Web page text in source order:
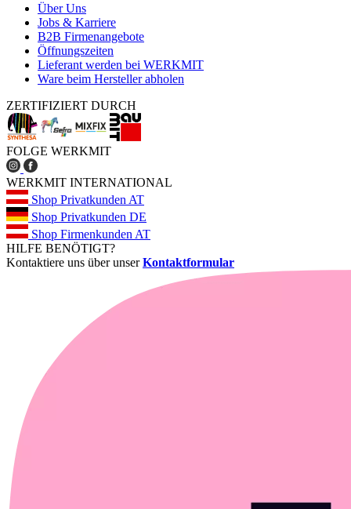
Über Uns
Jobs & Karriere
B2B Firmenangebote
Öffnungszeiten
Lieferant werden bei WERKMIT
Ware beim Hersteller abholen
ZERTIFIZIERT DURCH
FOLGE WERKMIT
WERKMIT INTERNATIONAL
Shop Privatkunden AT
Shop Privatkunden DE
Shop Firmenkunden AT
HILFE BENÖTIGT?
Kontaktiere uns über unserKontaktformular